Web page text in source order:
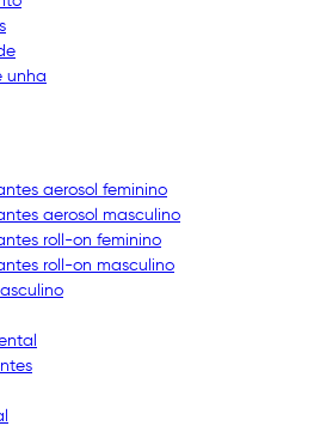
unha
aerosol feminino
aerosol masculino
roll-on feminino
roll-on masculino